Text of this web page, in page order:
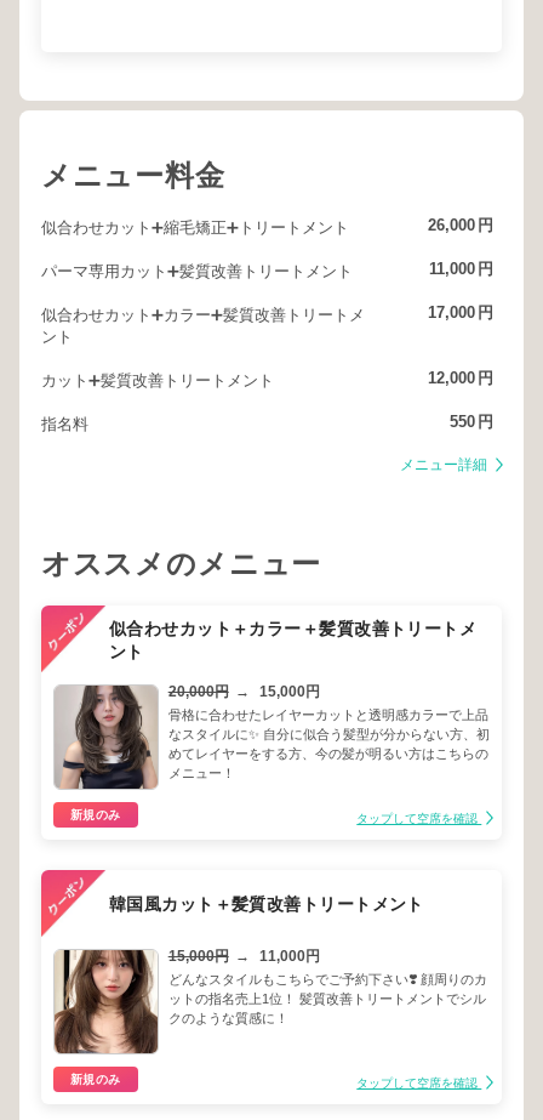
メニュー料金
似合わせカット➕縮毛矯正➕トリートメント 26,000 円
パーマ専用カット➕髪質改善トリートメント 11,000 円
似合わせカット➕カラー➕髪質改善トリートメ
ント
17,000 円
カット➕髪質改善トリートメント 12,000 円
指名料 550 円
メニュー詳細
オススメのメニュー
似合わせカット＋カラー＋髪質改善トリートメ
ント
20,000円 → 15,000円
骨格に合わせたレイヤーカットと透明感カラーで上品
なスタイルに✨️ 自分に似合う髪型が分からない方、初
めてレイヤーをする方、今の髪が明るい方はこちらの
メニュー！
新規のみ タップして空席を確認
韓国風カット＋髪質改善トリートメント
15,000円 → 11,000円
どんなスタイルもこちらでご予約下さい❣️ 顔周りのカ
ットの指名売上1位！ 髪質改善トリートメントでシル
クのような質感に！
新規のみ タップして空席を確認